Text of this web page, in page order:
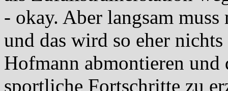
- okay. Aber langsam
und das wird so eher
Hofmann abmontieren
sportliche Fortschritte zu